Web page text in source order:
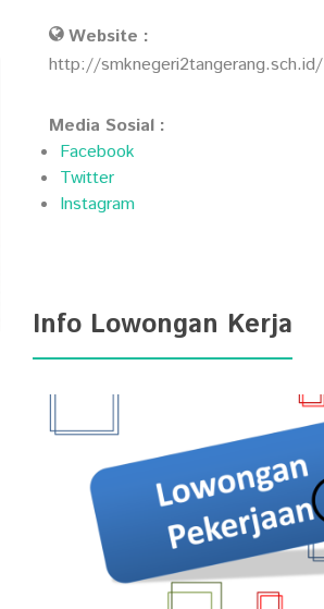
Website :
http://smknegeri2tangerang.sch.id/
Media Sosial :
Facebook
Twitter
Instagram
Info Lowongan Kerja